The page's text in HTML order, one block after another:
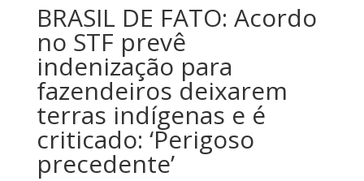
BRASIL DE FATO: Acordo
no STF prevê
indenização para
fazendeiros deixarem
terras indígenas e é
criticado: ‘Perigoso
precedente’